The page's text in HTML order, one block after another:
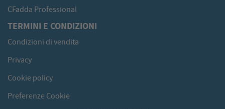
CFadda Professional
TERMINI E CONDIZIONI
Condizioni di vendita
Privacy
Cookie policy
Preferenze Cookie